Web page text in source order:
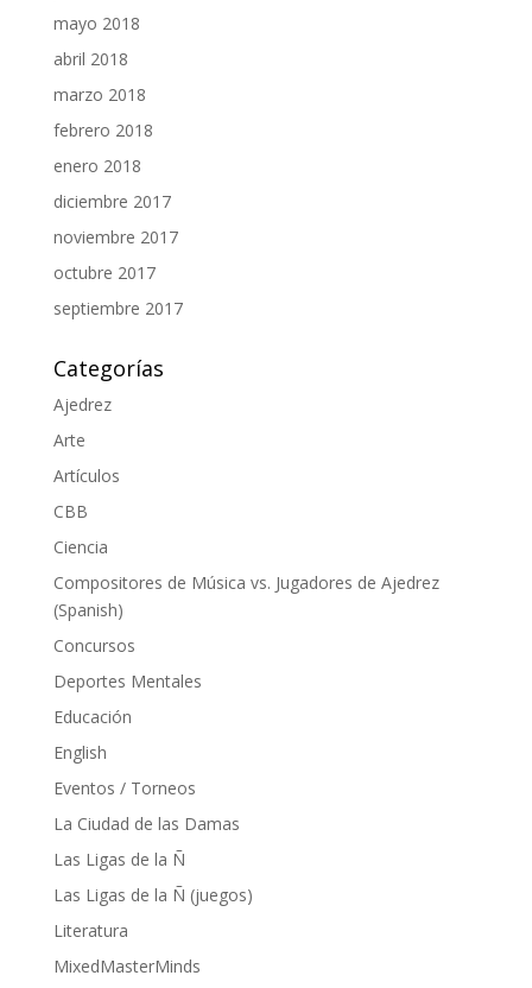
mayo 2018
abril 2018
marzo 2018
febrero 2018
enero 2018
diciembre 2017
noviembre 2017
octubre 2017
septiembre 2017
Categorías
Ajedrez
Arte
Artículos
CBB
Ciencia
Compositores de Música vs. Jugadores de Ajedrez
(Spanish)
Concursos
Deportes Mentales
Educación
English
Eventos / Torneos
La Ciudad de las Damas
Las Ligas de la Ñ
Las Ligas de la Ñ (juegos)
Literatura
MixedMasterMinds